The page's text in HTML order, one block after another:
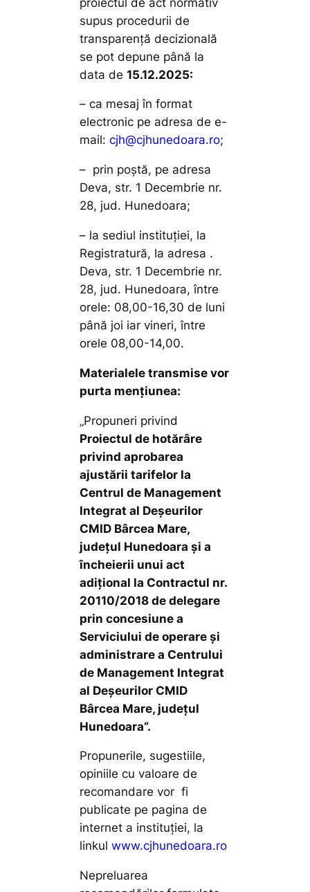
supus procedurii de
transparenţă decizională
se pot depune până la
data de15.12.2025:
– ca mesaj în format
electronic pe adresa de e-
mail:cjh@cjhunedoara.ro;
– prin poştă, pe adresa
Deva, str. 1 Decembrie nr.
28, jud. Hunedoara;
– la sediul instituţiei, la
Registratură, la adresa .
Deva, str. 1 Decembrie nr.
28, jud. Hunedoara, între
orele: 08,00-16,30 de luni
până joi iar vineri, între
orele 08,00-14,00.
Materialele transmise vor
purta menţiunea:
„Propuneri privind
Proiectul de hotărâre
privindaprobarea
ajustării tarifelor la
Centrul de Management
Integrat al Deșeurilor
CMID Bârcea Mare,
județul Hunedoara și a
încheierii unui act
adițional la Contractul nr.
20110/2018 de delegare
prin concesiune a
Serviciului de operare și
administrare a Centrului
de Management Integrat
al Deșeurilor CMID
Bârcea Mare, județul
Hunedoara”.
Propunerile, sugestiile,
opiniile cu valoare de
recomandare vor fi
publicate pe pagina de
internet a instituţiei, la
linkulwww.cjhunedoara.ro
Nepreluarea